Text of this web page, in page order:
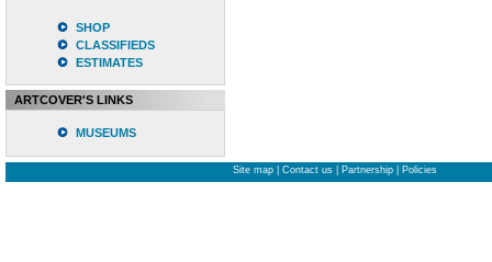
SHOP
CLASSIFIEDS
ESTIMATES
ARTCOVER'S LINKS
MUSEUMS
Site map Contact us Partnership Policies